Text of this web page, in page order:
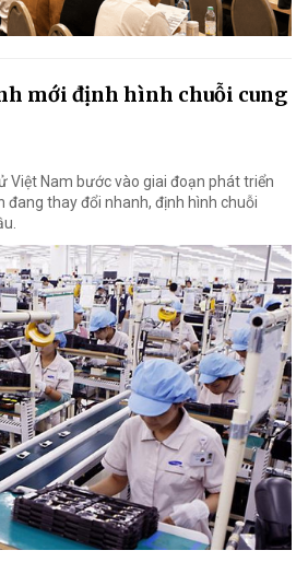
mới định hình chuỗi cung
Việt Nam bước vào giai đoạn phát triển
đang thay đổi nhanh, định hình chuỗi